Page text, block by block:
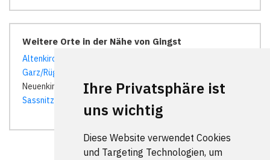
Ihre Privatsphäre ist
uns wichtig
Diese Website verwendet Cookies
und Targeting Technologien, um
Weitere Orte in der Nähe von Gingst
Altenkirchen (Rügen)
Garz/Rügen
Neuenkirchen (Rügen) |Poseritz|Sagard| Samtens |
Sassnitz
| Zirkow |